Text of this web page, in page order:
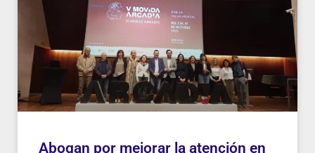
Abogan por mejorar la atención en